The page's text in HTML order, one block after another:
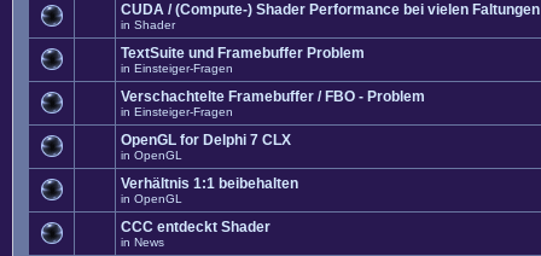
CUDA / (Compute-) Shader Performance bei vielen Faltungen
in Shader
TextSuite und Framebuffer Problem
in Einsteiger-Fragen
Verschachtelte Framebuffer / FBO - Problem
in Einsteiger-Fragen
OpenGL for Delphi 7 CLX
in OpenGL
Verhältnis 1:1 beibehalten
in OpenGL
CCC entdeckt Shader
in News